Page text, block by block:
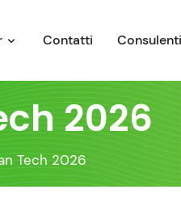
Contatti
2026
Tech 2026